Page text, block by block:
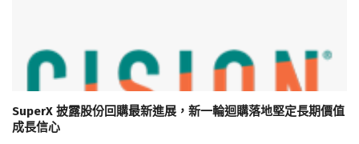
SuperX 披露股份回購最新進展，新一輪迴購落地堅定長期價值
成長信心